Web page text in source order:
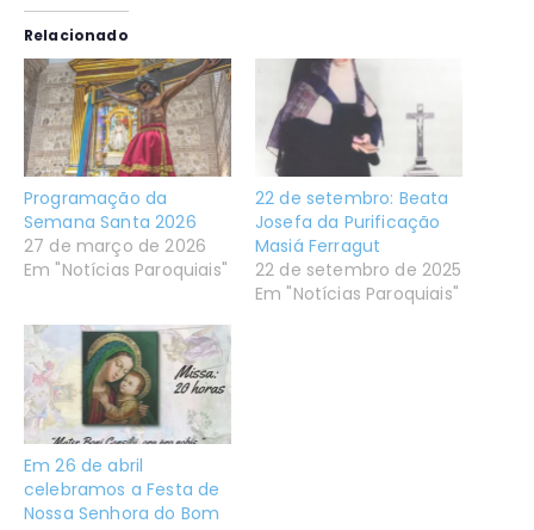
Relacionado
Programação da
Semana Santa 2026
27 de março de 2026
Em "Notícias Paroquiais"
22 de setembro: Beata
Josefa da Purificação
Masiá Ferragut
22 de setembro de 2025
Em "Notícias Paroquiais"
Em 26 de abril
celebramos a Festa de
Nossa Senhora do Bom